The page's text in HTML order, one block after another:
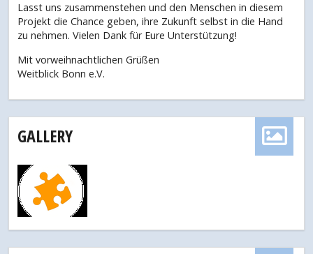
Lasst uns zusammenstehen und den Menschen in diesem
Projekt die Chance geben, ihre Zukunft selbst in die Hand
zu nehmen. Vielen Dank für Eure Unterstützung!
Mit vorweihnachtlichen Grüßen
Weitblick Bonn e.V.
GALLERY